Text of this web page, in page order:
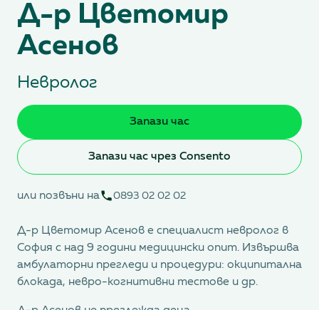
Д-р Цветомир
Асенов
Невролог
Запази час
Запази час чрез Consento
или позвъни на 0893 02 02 02
Д-р Цветомир Асенов е специалист невролог в
София с над 9 години медицински опит. Извършва
амбулаторни прегледи и процедури: окципитална
блокада, невро-когнитивни тестове и др.